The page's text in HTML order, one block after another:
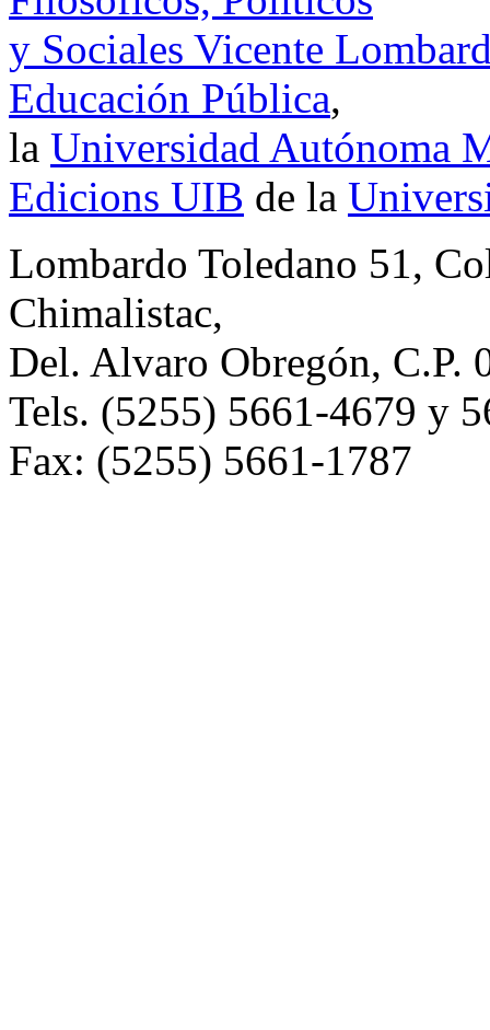
y Sociales Vicente
Educación Pública,
la Universidad Autónoma
Edicions UIB de la
Lombardo Toledano 51,
Chimalistac,
Del. Alvaro Obregón, C.P.
Tels. (5255) 5661-4679 y
Fax: (5255) 5661-1787